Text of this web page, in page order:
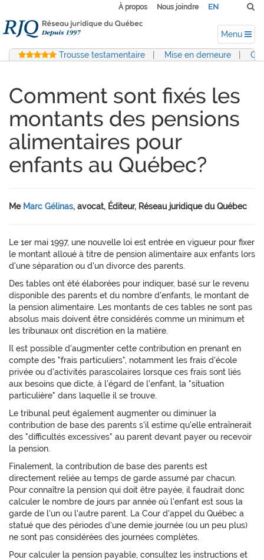
À propos Nous joindre EN
Menu
Trousse testamentaire Mise en demeure
Comment sont fixés les
montants des pensions
alimentaires pour
enfants au Québec?
Me Marc Gélinas, avocat, Éditeur, Réseau juridique du Québec
Le 1er mai 1997, une nouvelle loi est entrée en vigueur pour fixer
le montant alloué à titre de pension alimentaire aux enfants lors
d'une séparation ou d'un divorce des parents.
Des tables ont été élaborées pour indiquer, basé sur le revenu
disponible des parents et du nombre d'enfants, le montant de
la pension alimentaire. Les montants de ces tables ne sont pas
absolus mais doivent être considérés comme un minimum et
les tribunaux ont discrétion en la matière.
Il est possible d'augmenter cette contribution en prenant en
compte des "frais particuliers", notamment les frais d'école
privée ou d'activités parascolaires lorsque ces frais sont liés
aux besoins que dicte, à l'égard de l'enfant, la "situation
particulière" dans laquelle il se trouve.
Le tribunal peut également augmenter ou diminuer la
contribution de base des parents s'il estime qu'elle entraînerait
des "difficultés excessives" au parent devant payer ou recevoir
la pension.
Finalement, la contribution de base des parents est
directement reliée au temps de garde assumé par chacun.
Pour connaître la pension qui doit être payée, il faudrait donc
calculer le nombre de jours par année où l'enfant est sous la
garde de l'un ou l'autre parent. La Cour d'appel du Québec a
statué que des périodes d'une demie journée (ou un peu plus)
ne sont pas considérées des journées complètes.
Pour calculer la pension payable, consultez les instructions et